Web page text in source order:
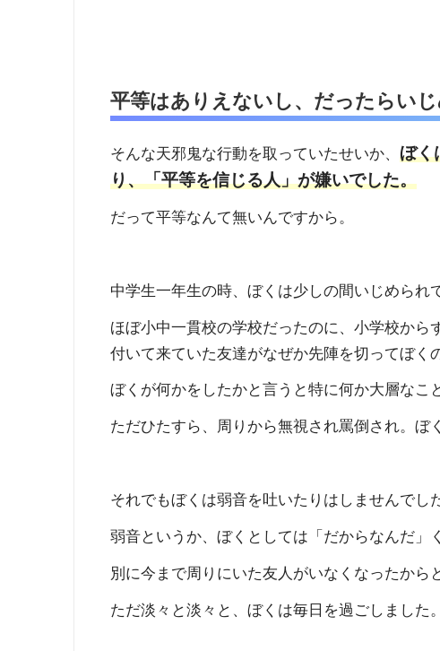
平等はありえないし、だったらい
そんな天邪鬼な行動を取っていたせいか、 ぼく
り、「平等を信じる人」が嫌いでした。
だって平等なんて無いんですから。
中学生一年生の時、ぼくは少しの間いじめられ
ほぼ小中一貫校の学校だったのに、小学校か
付いて来ていた友達がなぜか先陣を切ってぼく
ぼくが何かをしたかと言うと特に何か大層なこ
ただひたすら、周りから無視され罵倒され。ぼ
それでもぼくは弱音を吐いたりはしませんでし
弱音というか、ぼくとしては「だからなんだ」
別に今まで周りにいた友人がいなくなったから
ただ淡々と淡々と、ぼくは毎日を過ごしました。